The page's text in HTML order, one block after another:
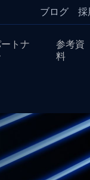
ブログ 採
トナ
参考資
料